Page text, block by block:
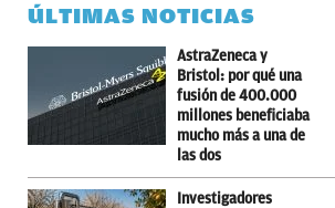
ÚLTIMAS NOTICIAS
AstraZeneca y
Bristol: por qué una
fusión de 400.000
millones beneficiaba
mucho más a una de
las dos
Investigadores